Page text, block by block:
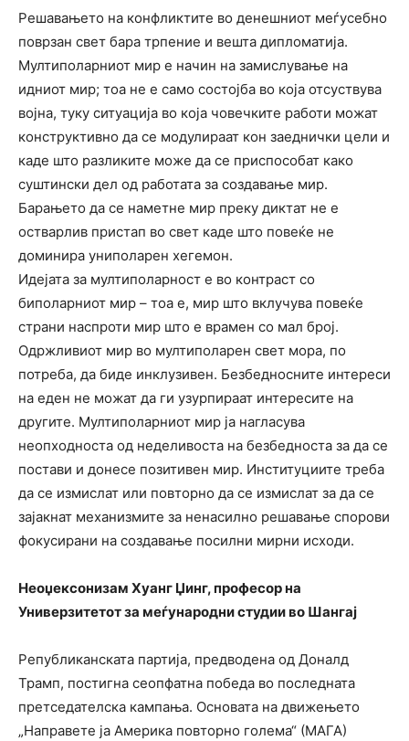
Решавањето на конфликтите во денешниот меѓусебно
поврзан свет бара трпение и вешта дипломатија.
Мултиполарниот мир е начин на замислување на
идниот мир; тоа не е само состојба во која отсуствува
војна, туку ситуација во која човечките работи можат
конструктивно да се модулираат кон заеднички цели и
каде што разликите може да се приспособат како
суштински дел од работата за создавање мир.
Барањето да се наметне мир преку диктат не е
остварлив пристап во свет каде што повеќе не
доминира униполарен хегемон.
Идејата за мултиполарност е во контраст со
биполарниот мир – тоа е, мир што вклучува повеќе
страни наспроти мир што е врамен со мал број.
Одржливиот мир во мултиполарен свет мора, по
потреба, да биде инклузивен. Безбедносните интереси
на еден не можат да ги узурпираат интересите на
другите. Мултиполарниот мир ја нагласува
неопходноста од неделивоста на безбедноста за да се
постави и донесе позитивен мир. Институциите треба
да се измислат или повторно да се измислат за да се
зајакнат механизмите за ненасилно решавање спорови
фокусирани на создавање посилни мирни исходи.
Неоџексонизам Хуанг Џинг, професор на
Универзитетот за меѓународни студии во Шангај
Републиканската партија, предводена од Доналд
Трамп, постигна сеопфатна победа во последната
претседателска кампања. Основата на движењето
„Направете ја Америка повторно голема“ (МАГА)